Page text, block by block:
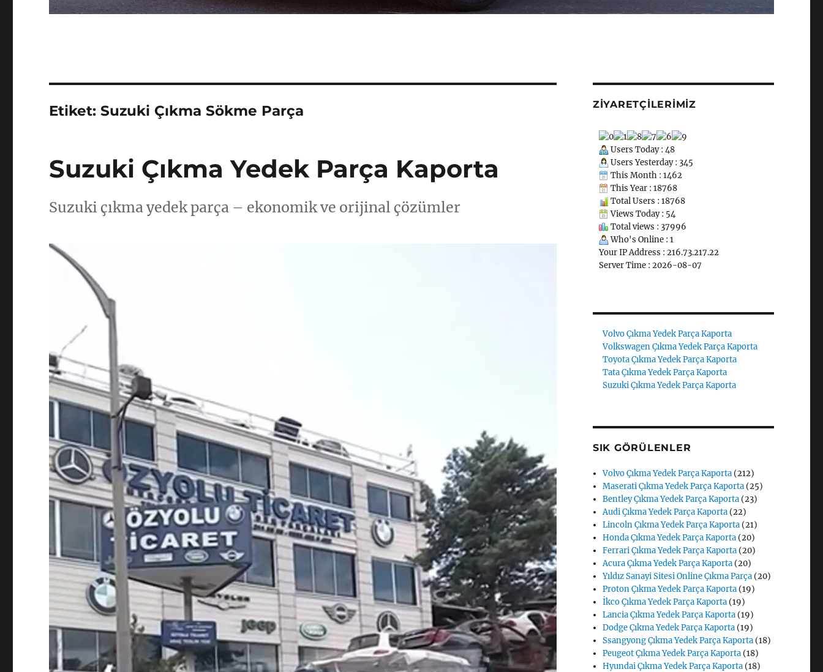
Etiket:Suzuki Çıkma Sökme Parça
Suzuki Çıkma Yedek Parça Kaporta
Suzuki çıkma yedek parça – ekonomik ve orijinal çözümler
ZIYARETÇILERIMIZ
Users Today : 48
Users Yesterday : 345
This Month : 1462
This Year : 18768
Total Users : 18768
Views Today : 54
Total views : 37996
Who's Online : 1
Your IP Address : 216.73.217.22
Server Time : 2026-08-07
Volvo Çıkma Yedek Parça Kaporta
Volkswagen Çıkma Yedek Parça Kaporta
Toyota Çıkma Yedek Parça Kaporta
Tata Çıkma Yedek Parça Kaporta
Suzuki Çıkma Yedek Parça Kaporta
SIK GÖRÜLENLER
Volvo Çıkma Yedek Parça Kaporta (212)
Maserati Çıkma Yedek Parça Kaporta (25)
Bentley Çıkma Yedek Parça Kaporta (23)
Audi Çıkma Yedek Parça Kaporta (22)
Lincoln Çıkma Yedek Parça Kaporta (21)
Honda Çıkma Yedek Parça Kaporta (20)
Ferrari Çıkma Yedek Parça Kaporta (20)
Acura Çıkma Yedek Parça Kaporta (20)
Yıldız Sanayi Sitesi Online Çıkma Parça (20)
Proton Çıkma Yedek Parça Kaporta (19)
İkco Çıkma Yedek Parça Kaporta (19)
Lancia Çıkma Yedek Parça Kaporta (19)
Dodge Çıkma Yedek Parça Kaporta (19)
Ssangyong Çıkma Yedek Parça Kaporta (18)
Peugeot Çıkma Yedek Parça Kaporta (18)
Hyundai Çıkma Yedek Parça Kaporta (18)